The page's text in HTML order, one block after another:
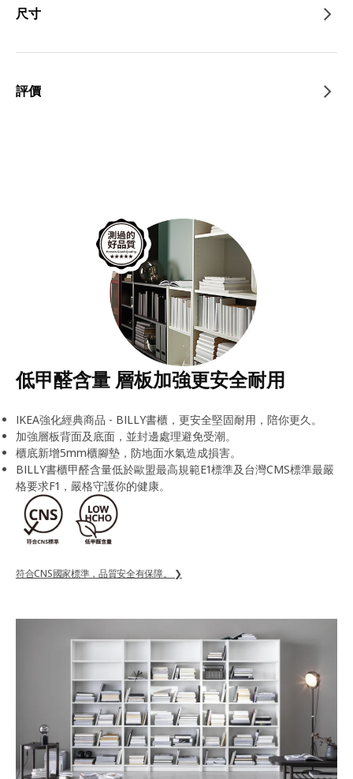
尺寸
評價
低甲醛含量 層板加強更安全耐用
IKEA強化經典商品 - BILLY書櫃，更安全堅固耐用，陪你更久。
加強層板背面及底面，並封邊處理避免受潮。
櫃底新增5mm櫃腳墊，防地面水氣造成損害。
BILLY書櫃甲醛含量低於歐盟最高規範E1標準及台灣CMS標準最嚴
格要求F1，嚴格守護你的健康。
符合CNS國家標準，品質安全有保障。 ❯